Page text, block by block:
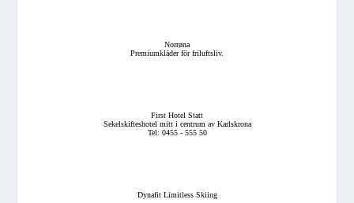
Norrøna
Premiumkläder för friluftsliv.
First Hotel Statt
Sekelskifteshotel mitt i centrum av Karlskrona
Tel: 0455 - 555 50
Dynafit Limitless Skiing